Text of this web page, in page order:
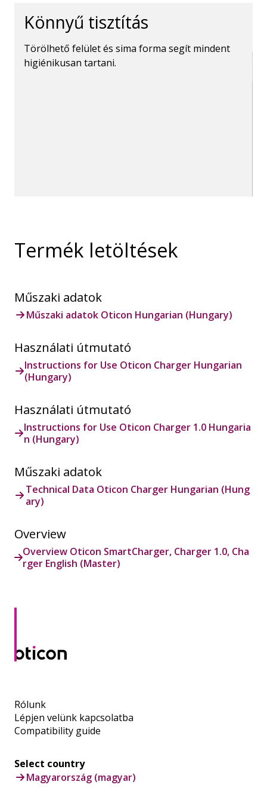
Könnyű tisztítás
Törölhető felület és sima forma segít mindent
higiénikusan tartani.
Termék letöltések
Műszaki adatok
Műszaki adatok Oticon Hungarian (Hungary)
Használati útmutató
Instructions for Use Oticon Charger Hungarian
(Hungary)
Használati útmutató
Instructions for Use Oticon Charger 1.0 Hungaria
n (Hungary)
Műszaki adatok
Technical Data Oticon Charger Hungarian (Hung
ary)
Overview
Overview Oticon SmartCharger, Charger 1.0, Cha
rger English (Master)
Rólunk
Lépjen velünk kapcsolatba
Compatibility guide
Select country
Magyarország (magyar)